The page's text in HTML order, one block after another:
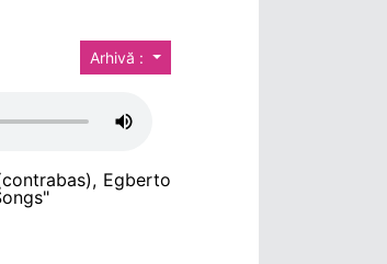
Arhivă :
Egberto